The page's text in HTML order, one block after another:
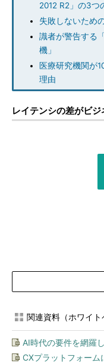
2012 R2」の3つ
失敗しないため
識者が警告する
機」
医療研究機関が
理由
レイテンシの差がビ
関連資料（ホワイト
AI時代の要件を網羅
CXプラットフォー